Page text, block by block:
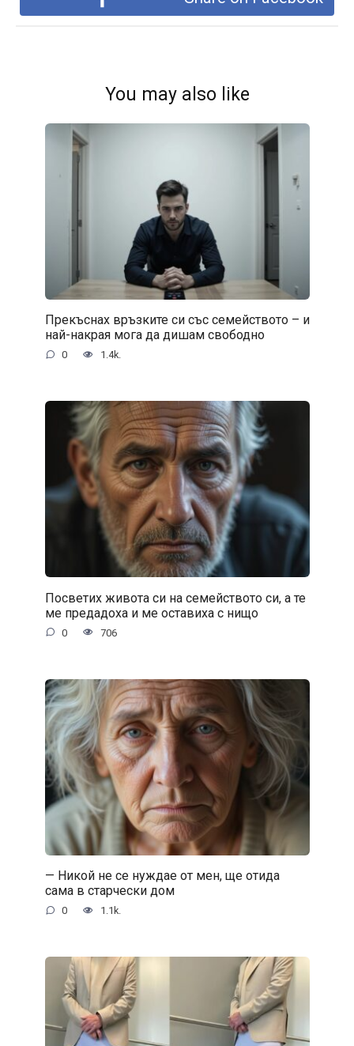
You may also like
Прекъснах връзките си със семейството – и
най-накрая мога да дишам свободно
0 1.4k.
Посветих живота си на семейството си, а те
ме предадоха и ме оставиха с нищо
0 706
— Никой не се нуждае от мен, ще отида
сама в старчески дом
0 1.1k.